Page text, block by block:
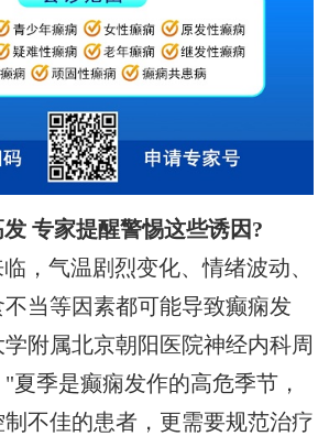
专家提醒警惕这些诱因?
，气温剧烈变化、情绪波动、
当等因素都可能导致癫痫发
附属北京朝阳医院神经内科周
夏季是癫痫发作的高危季节，
不佳的患者，更需要规范治疗